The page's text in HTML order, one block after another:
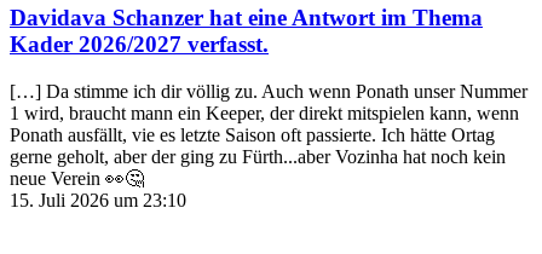
Davidava Schanzer hat eine Antwort im Thema
Kader 2026/2027 verfasst.
[…] Da stimme ich dir völlig zu. Auch wenn Ponath unser Nummer
1 wird, braucht mann ein Keeper, der direkt mitspielen kann, wenn
Ponath ausfällt, vie es letzte Saison oft passierte. Ich hätte Ortag
gerne geholt, aber der ging zu Fürth...aber Vozinha hat noch kein
neue Verein 👀🤔
15. Juli 2026 um 23:10